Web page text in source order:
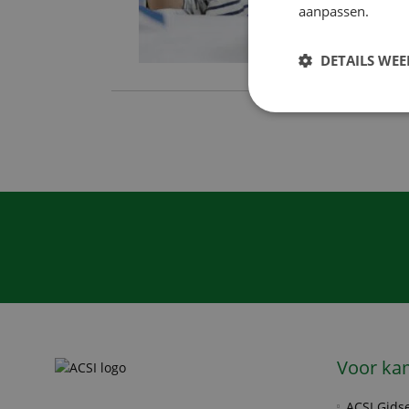
Voor
aanpassen.
DETAILS